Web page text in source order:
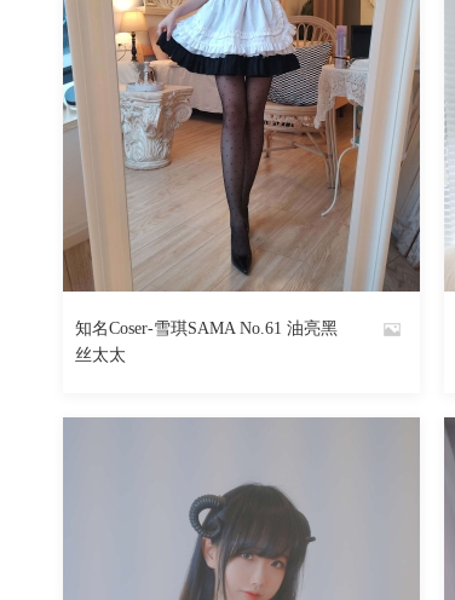
1059 阅读 回复
By
知名Coser-雪琪SAMA No.61 油亮黑
丝太太